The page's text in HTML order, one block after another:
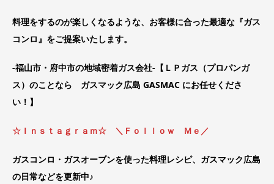
料理をするのが楽しくなるような、お客様に合った最適な『ガス
コンロ』をご提案いたします。
‐福山市・府中市の地域密着ガス会社‐【ＬＰガス（プロパンガ
ス）のことなら ガスマック広島 GASMAC にお任せくださ
い！】
☆Ｉｎｓｔａｇｒａｍ☆ ＼Ｆｏｌｌｏｗ Ｍｅ／
ガスコンロ・ガスオーブンを使った料理レシピ、ガスマック広島
の日常などを更新中♪